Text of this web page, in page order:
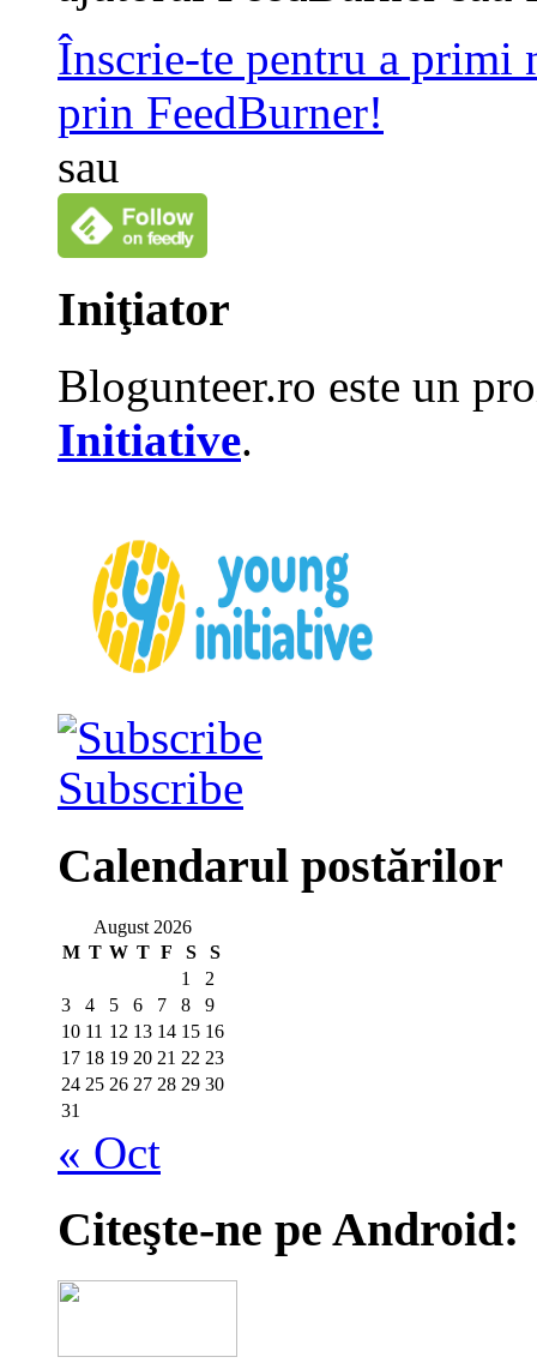
Înscrie-te pentru a primi
prin FeedBurner!
sau
Iniţiator
Blogunteer.ro este un
Initiative.
Subscribe
Calendarul postărilor
August 2026
M T W T F S
S
1
2
3
4 5 6 7 8
9
10 11 12 13 14 15 16
17 18 19 20 21 22 23
24 25 26 27 28 29 30
31
« Oct
Citeşte-ne pe Android: